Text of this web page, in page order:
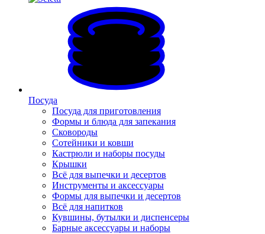
Посуда
Посуда для приготовления
Формы и блюда для запекания
Сковороды
Сотейники и ковши
Кастрюли и наборы посуды
Крышки
Всё для выпечки и десертов
Инструменты и аксессуары
Формы для выпечки и десертов
Всё для напитков
Кувшины, бутылки и диспенсеры
Барные аксессуары и наборы